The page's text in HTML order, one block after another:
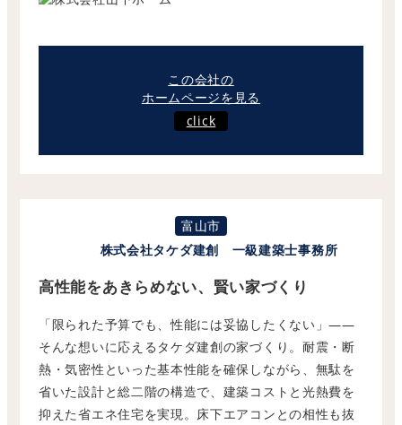
この会社の
ホームページを見る
click
富山市
株式会社タケダ建創 一級建築士事務所
高性能をあきらめない、賢い家づくり
「限られた予算でも、性能には妥協したくない」——
そんな想いに応えるタケダ建創の家づくり。耐震・断
熱・気密性といった基本性能を確保しながら、無駄を
省いた設計と総二階の構造で、建築コストと光熱費を
抑えた省エネ住宅を実現。床下エアコンとの相性も抜